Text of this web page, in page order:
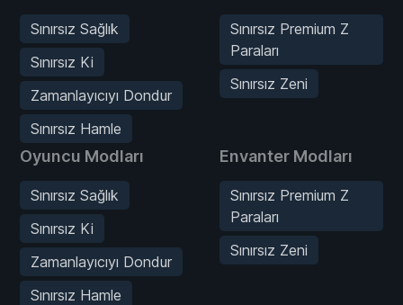
Sınırsız Sağlık
Sınırsız Ki
Zamanlayıcıyı Dondur
Sınırsız Hamle
Sınırsız Premium Z
Paraları
Sınırsız Zeni
Oyuncu Modları
Sınırsız Sağlık
Sınırsız Ki
Zamanlayıcıyı Dondur
Sınırsız Hamle
Envanter Modları
Sınırsız Premium Z
Paraları
Sınırsız Zeni